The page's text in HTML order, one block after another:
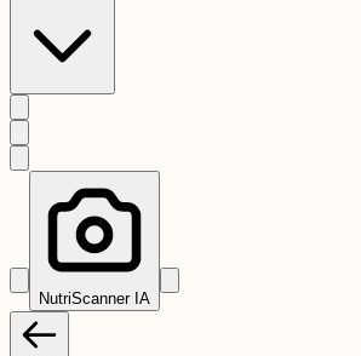
NutriScanner IA